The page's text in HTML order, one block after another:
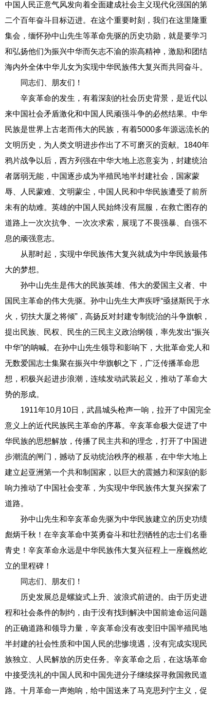
中国人民正意气风发向着全面建成社会主义现代化强国的第
二个百年奋斗目标迈进。在这个重要时刻，我们在这里隆重
集会，缅怀孙中山先生等革命先驱的历史功勋，就是要学习
和弘扬他们为振兴中华而矢志不渝的崇高精神，激励和团结
海内外全体中华儿女为实现中华民族伟大复兴而共同奋斗。
同志们、朋友们！
辛亥革命的发生，有着深刻的社会历史背景，是近代以
来中国社会矛盾激化和中国人民顽强斗争的必然结果。中华
民族是世界上古老而伟大的民族，有着5000多年源远流长的
文明历史，为人类文明进步作出了不可磨灭的贡献。1840年
鸦片战争以后，西方列强在中华大地上恣意妄为，封建统治
者孱弱无能，中国逐步成为半殖民地半封建社会，国家蒙
辱、人民蒙难、文明蒙尘，中国人民和中华民族遭受了前所
未有的劫难。英雄的中国人民始终没有屈服，在救亡图存的
道路上一次次抗争、一次次求索，展现了不畏强暴、自强不
息的顽强意志。
从那时起，实现中华民族伟大复兴就成为中华民族最伟
大的梦想。
孙中山先生是伟大的民族英雄、伟大的爱国主义者、中
国民主革命的伟大先驱。孙中山先生大声疾呼“亟拯斯民于水
火，切扶大厦之将倾”，高扬反对封建专制统治的斗争旗帜，
提出民族、民权、民生的三民主义政治纲领，率先发出“振兴
中华”的呐喊。在孙中山先生领导和影响下，大批革命党人和
无数爱国志士集聚在振兴中华旗帜之下，广泛传播革命思
想，积极兴起进步浪潮，连续发动武装起义，推动了革命大
势的形成。
1911年10月10日，武昌城头枪声一响，拉开了中国完全
意义上的近代民族民主革命的序幕。辛亥革命极大促进了中
华民族的思想解放，传播了民主共和的理念，打开了中国进
步潮流的闸门，撼动了反动统治秩序的根基，在中华大地上
建立起亚洲第一个共和制国家，以巨大的震撼力和深刻的影
响力推动了中国社会变革，为实现中华民族伟大复兴探索了
道路。
孙中山先生和辛亥革命先驱为中华民族建立的历史功绩
彪炳千秋！在辛亥革命中英勇奋斗和壮烈牺牲的志士们名垂
青史！辛亥革命永远是中华民族伟大复兴征程上一座巍然屹
立的里程碑！
同志们、朋友们！
历史发展总是螺旋式上升、波浪式前进的。由于历史进
程和社会条件的制约，由于没有找到解决中国前途命运问题
的正确道路和领导力量，辛亥革命没有改变旧中国半殖民地
半封建的社会性质和中国人民的悲惨境遇，没有完成实现民
族独立、人民解放的历史任务。辛亥革命之后，在这场革命
中接受洗礼的中国人民和中国先进分子继续探寻救国救民道
路。十月革命一声炮响，给中国送来了马克思列宁主义，促